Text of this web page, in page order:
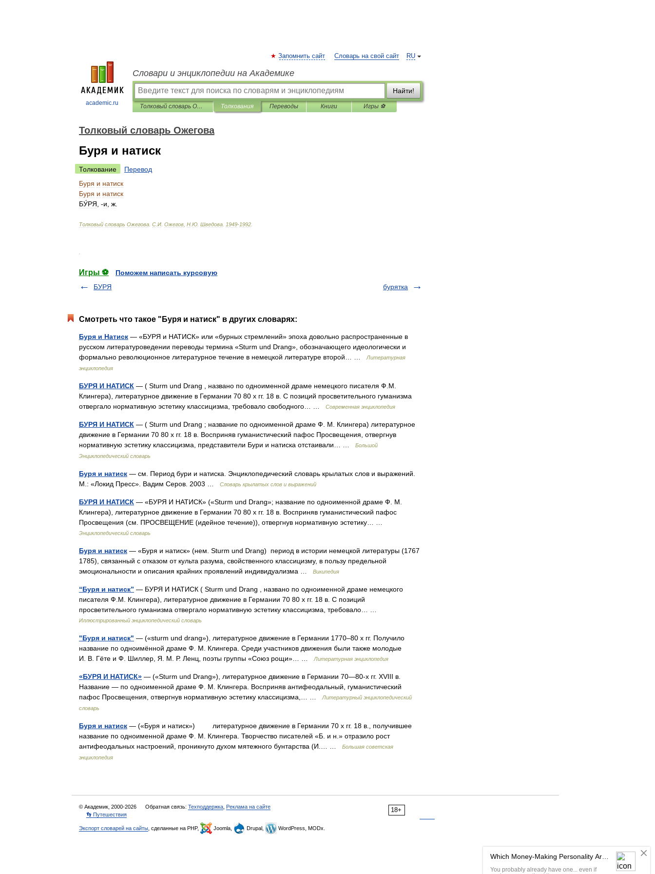
academic.ru
RU
Запомнить сайт Словарь на свой сайт
Словари и энциклопедии на Академике
Найти!
Толковый словарь Ожегова Толкования Переводы Книги Игры ⚽
Толковый словарь Ожегова
Буря и натиск
Толкование
Перевод
Буря и натиск
Буря и натиск
БУ́РЯ , -и ж
Толковый словарь Ожегова С И Ожегов Н Ю Шведова 1949-1992
Игры ⚽
Поможем написать курсовую
БУРЯ
бурятка
Смотреть что такое "Буря и натиск" в других словарях:
Буря и Натиск — «БУРЯ и НАТИСК» или «бурных стремлений» эпоха довольно распространенные в
русском литературоведении переводы термина «Sturm und Drang», обозначающего идеологически и
формально революционное литературное течение в немецкой литературе второй… …
Литературная
энциклопедия
БУРЯ И НАТИСК — ( Sturm und Drang , названо по одноименной драме немецкого писателя Ф.М.
Клингера), литературное движение в Германии 70 80 х гг. 18 в. С позиций просветительного гуманизма
отвергало нормативную эстетику классицизма, требовало свободного… …
Современная энциклопедия
БУРЯ И НАТИСК — ( Sturm und Drang ; название по одноименной драме Ф. М. Клингера) литературное
движение в Германии 70 80 х гг. 18 в. Восприняв гуманистический пафос Просвещения, отвергнув
нормативную эстетику классицизма, представители Бури и натиска отстаивали… …
Большой
Энциклопедический словарь
Буря и натиск — см. Период бури и натиска. Энциклопедический словарь крылатых слов и выражений.
М.: «Локид Пресс». Вадим Серов. 2003 …
Словарь крылатых слов и выражений
БУРЯ И НАТИСК — «БУРЯ И НАТИСК» («Sturm und Drang»; название по одноименной драме Ф. М.
Клингера), литературное движение в Германии 70 80 х гг. 18 в. Восприняв гуманистический пафос
Просвещения (см. ПРОСВЕЩЕНИЕ (идейное течение)), отвергнув нормативную эстетику… …
Энциклопедический словарь
Буря и натиск — «Буря и натиск» (нем. Sturm und Drang) период в истории немецкой литературы (1767
1785), связанный с отказом от культа разума, свойственного классицизму, в пользу предельной
эмоциональности и описания крайних проявлений индивидуализма …
Википедия
“Буря и натиск” — БУРЯ И НАТИСК ( Sturm und Drang , названо по одноименной драме немецкого
писателя Ф.М. Клингера), литературное движение в Германии 70 80 х гг. 18 в. С позиций
просветительного гуманизма отвергало нормативную эстетику классицизма, требовало… …
Иллюстрированный энциклопедический словарь
"Буря и натиск" — («sturm und drang»), литературное движение в Германии 1770–80 х гг. Получило
название по одноимённой драме Ф. М. Клингера. Среди участников движения были также молодые
И. В. Гёте и Ф. Шиллер, Я. М. Р. Ленц, поэты группы «Союз рощи»… …
Литературная энциклопедия
«БУРЯ И НАТИСК» — («Sturm und Drang»), литературное движение в Германии 70—80‑х гг. XVIII в.
Название — по одноименной драме Ф. М. Клингера. Восприняв антифеодальный, гуманистический
пафос Просвещения, отвергнув нормативную эстетику классицизма,… …
Литературный энциклопедический
словарь
Буря и натиск — («Буря и натиск») литературное движение в Германии 70 х гг. 18 в., получившее
название по одноименной драме Ф. М. Клингера. Творчество писателей «Б. и н.» отразило рост
антифеодальных настроений, проникнуто духом мятежного бунтарства (И.… …
Большая советская
энциклопедия
18+
© Академик, 2000-2026 Обратная связь: Техподдержка Реклама на сайте
👣 Путешествия
Экспорт словарей на сайты , сделанные на PHP, Joomla, Drupal, WordPress, MODx.